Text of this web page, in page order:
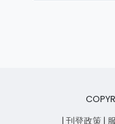
| 刊登政策|